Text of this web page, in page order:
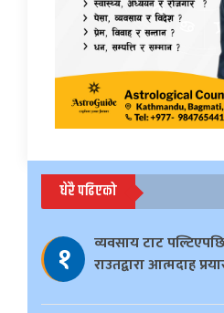
धेरै पढिएको
१
व्यवसाय टाट
राउतद्वारा आत्मदाह